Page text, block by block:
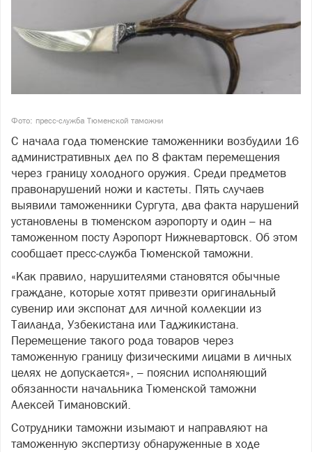
Фото: пресс-служба Тюменской таможни
С начала года тюменские таможенники возбудили 16
административных дел по 8 фактам перемещения
через границу холодного оружия. Среди предметов
правонарушений ножи и кастеты. Пять случаев
выявили таможенники Сургута, два факта нарушений
установлены в тюменском аэропорту и один – на
таможенном посту Аэропорт Нижневартовск. Об этом
сообщает пресс-служба Тюменской таможни.
«Как правило, нарушителями становятся обычные
граждане, которые хотят привезти оригинальный
сувенир или экспонат для личной коллекции из
Таиланда, Узбекистана или Таджикистана.
Перемещение такого рода товаров через
таможенную границу физическими лицами в личных
целях не допускается», – пояснил исполняющий
обязанности начальника Тюменской таможни
Алексей Тимановский.
Сотрудники таможни изымают и направляют на
таможенную экспертизу обнаруженные в ходе